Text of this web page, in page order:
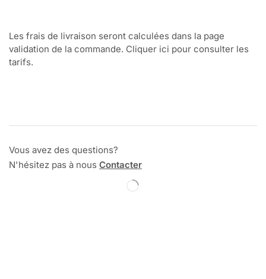
Les frais de livraison seront calculées dans la page
validation de la commande. Cliquer ici pour consulter les
tarifs.
Vous avez des questions?
N'hésitez pas à nous Contacter